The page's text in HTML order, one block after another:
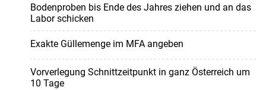
Bodenproben bis Ende des Jahres ziehen und an das
Labor schicken
Exakte Güllemenge im MFA angeben
Vorverlegung Schnittzeitpunkt in ganz Österreich um
10 Tage